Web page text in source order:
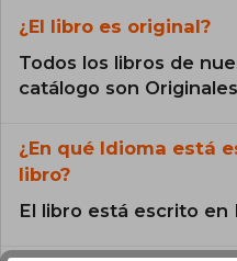
¿El libro es original?
Todos los libros de
catálogo son
¿En qué Idioma está
libro?
El libro está escrito en